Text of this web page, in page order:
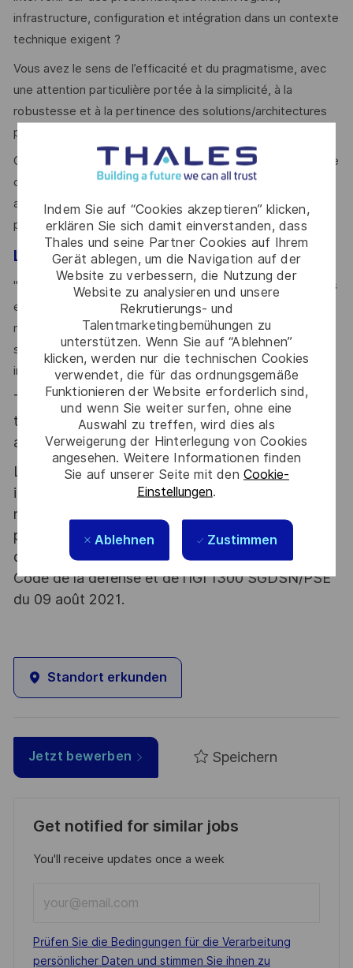
Indem Sie auf “Cookies akzeptieren” klicken,
erklären Sie sich damit einverstanden, dass
Thales und seine Partner Cookies auf Ihrem
Gerät ablegen, um die Navigation auf der
Website zu verbessern, die Nutzung der
Website zu analysieren und unsere
Rekrutierungs- und
Talentmarketingbemühungen zu
unterstützen. Wenn Sie auf “Ablehnen”
klicken, werden nur die technischen Cookies
verwendet, die für das ordnungsgemäße
Funktionieren der Website erforderlich sind,
und wenn Sie weiter surfen, ohne eine
Auswahl zu treffen, wird dies als
Verweigerung der Hinterlegung von Cookies
angesehen. Weitere Informationen finden
Sie auf unserer Seite mit den Cookie-
Einstellungen.
Ablehnen Zustimmen
infrastructure, configuration et intégration dans un contexte
technique exigent ?
Vous avez le sens de l’efficacité et du pragmatisme, avec
une attention particulière portée à la simplicité, à la
robustesse et à la pertinence des solutions/architectures
proposées.
On vous reconnait d’excellentes qualités relationnelles et de
communication, permettant de collaborer efficacement
avec des interlocuteurs variés et de partager les bonnes
pratiques avec pédagogie.
Le mot du manager
" Le métier IVVQ innove chez Thales pour servir nos Clients
et renforcer notre compétitivité. Nous rejoindre, c’est
mettre votre expertise en validation au service de projets
stratégiques en cybersécurité, dans un cadre stimulant et
innovant !" Nicolas
Thales, entreprise Handi-Engagée, reconnait
tous les talents. La diversité est notre meilleur
atout. Postulez et rejoignez nous !
Le poste pouvant nécessiter d'accéder à des
informations relevant du secret de la défense
nationale, la personne retenue fera l'objet d'une
procédure d’habilitation, conformément aux
dispositions des articles R.2311-1 et suivants du
Code de la défense et de l’IGI 1300 SGDSN/PSE
du 09 août 2021.
Standort erkunden
Jetzt bewerben Speichern
Get notified for similar jobs
You'll receive updates once a week
Email
address
(Required)
Required
Prüfen Sie die Bedingungen für die Verarbeitung
persönlicher Daten und stimmen Sie ihnen zu